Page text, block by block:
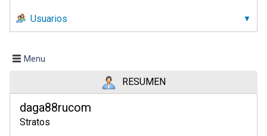
Usuarios
Menu
RESUMEN
daga88rucom
Stratos